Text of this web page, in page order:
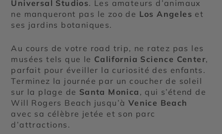
Universal Studios. Les amateurs d’animaux
ne manqueront pas le zoo de Los Angeles et
ses jardins botaniques.
Au cours de votre road trip, ne ratez pas les
musées tels que le California Science Center,
parfait pour éveiller la curiosité des enfants.
Terminez la journée par un coucher de soleil
sur la plage de Santa Monica , qui s’étend de
Will Rogers Beach jusqu’à Venice Beach
avec sa célèbre jetée et son parc
d’attractions.